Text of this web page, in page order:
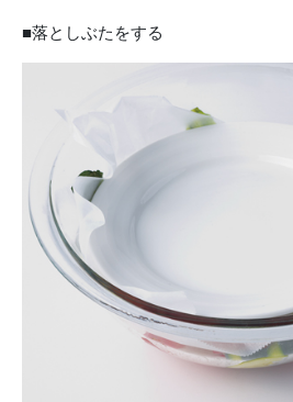
■落としぶたをする